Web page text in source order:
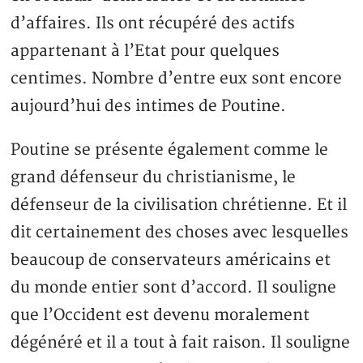
d’affaires. Ils ont récupéré des actifs
appartenant à l’Etat pour quelques
centimes. Nombre d’entre eux sont encore
aujourd’hui des intimes de Poutine.
Poutine se présente également comme le
grand défenseur du christianisme, le
défenseur de la civilisation chrétienne. Et il
dit certainement des choses avec lesquelles
beaucoup de conservateurs américains et
du monde entier sont d’accord. Il souligne
que l’Occident est devenu moralement
dégénéré et il a tout à fait raison. Il souligne